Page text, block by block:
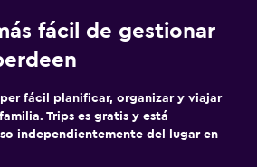
fácil de gestionar
fácil planificar, organizar y viajar
Trips es gratis y está
independientemente del lugar en